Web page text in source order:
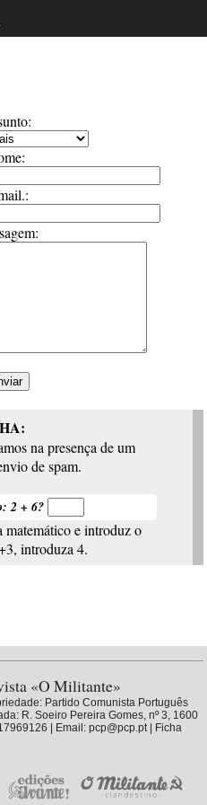
na presença de um
de spam.
2 + 6?
matemático e introduz o
introduza 4.
«O Militante»
Partido Comunista Português
R. Soeiro Pereira Gomes, nº 3, 1600
| Email: pcp@pcp.pt |
Ficha